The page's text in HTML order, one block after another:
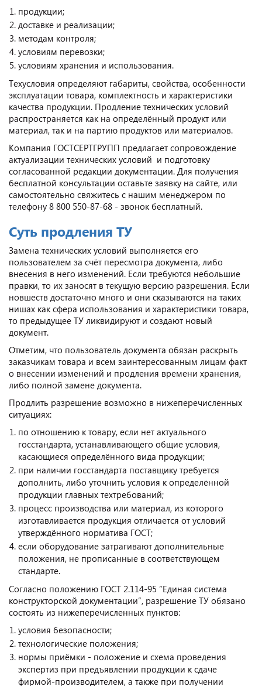
продукции;
доставке и реализации;
методам контроля;
условиям перевозки;
условиям хранения и использования.
Техусловия определяют габариты, свойства, особенности
эксплуатации товара, комплектность и характеристики
качества продукции. Продление технических условий
распространяется как на определённый продукт или
материал, так и на партию продуктов или материалов.
Компания ГОСТСЕРТГРУПП предлагает сопровождение
актуализации технических условий и подготовку
согласованной редакции документации. Для получения
бесплатной консультации оставьте заявку на сайте, или
самостоятельно свяжитесь с нашим менеджером по
телефону 8 800 550-87-68 - звонок бесплатный.
Суть продления ТУ
Замена технических условий выполняется его
пользователем за счёт пересмотра документа, либо
внесения в него изменений. Если требуются небольшие
правки, то их заносят в текущую версию разрешения. Если
новшеств достаточно много и они сказываются на таких
нишах как сфера использования и характеристики товара,
то предыдущее ТУ ликвидируют и создают новый
документ.
Отметим, что пользователь документа обязан раскрыть
заказчикам товара и всем заинтересованным лицам факт
о внесении изменений и продления времени хранения,
либо полной замене документа.
Продлить разрешение возможно в нижеперечисленных
ситуациях:
по отношению к товару, если нет актуального
госстандарта, устанавливающего общие условия,
касающиеся определённого вида продукции;
при наличии госстандарта поставщику требуется
дополнить, либо уточнить условия к определённой
продукции главных техтребований;
процесс производства или материал, из которого
изготавливается продукция отличается от условий
утверждённого норматива ГОСТ;
если оборудование затрагивают дополнительные
положения, не прописанные в соответствующем
стандарте.
Согласно положению ГОСТ 2.114-95 “Единая система
конструкторской документации”, разрешение ТУ обязано
состоять из нижеперечисленных пунктов:
условия безопасности;
технологические положения;
нормы приёмки - положение и схема проведения
экспертиз при предъявлении продукции к сдаче
фирмой-производителем, а также при получении